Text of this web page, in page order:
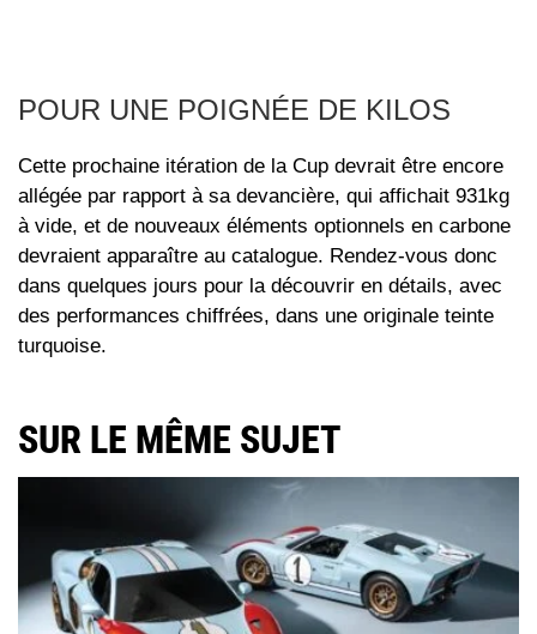
POUR UNE POIGNÉE DE KILOS
Cette prochaine itération de la Cup devrait être encore
allégée par rapport à sa devancière, qui affichait 931kg
à vide, et de nouveaux éléments optionnels en carbone
devraient apparaître au catalogue. Rendez-vous donc
dans quelques jours pour la découvrir en détails, avec
des performances chiffrées, dans une originale teinte
turquoise.
SUR LE MÊME SUJET